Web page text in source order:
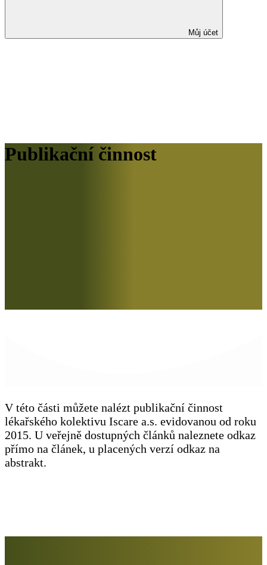
Můj účet
Publikační činnost
V této části můžete nalézt publikační činnost
lékařského kolektivu Iscare a.s. evidovanou od roku
2015. U veřejně dostupných článků naleznete odkaz
přímo na článek, u placených verzí odkaz na
abstrakt.